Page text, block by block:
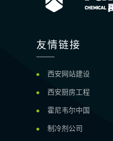
友情链接
西安网站建设
西安厨房工程
霍尼韦尔中国
制冷剂公司